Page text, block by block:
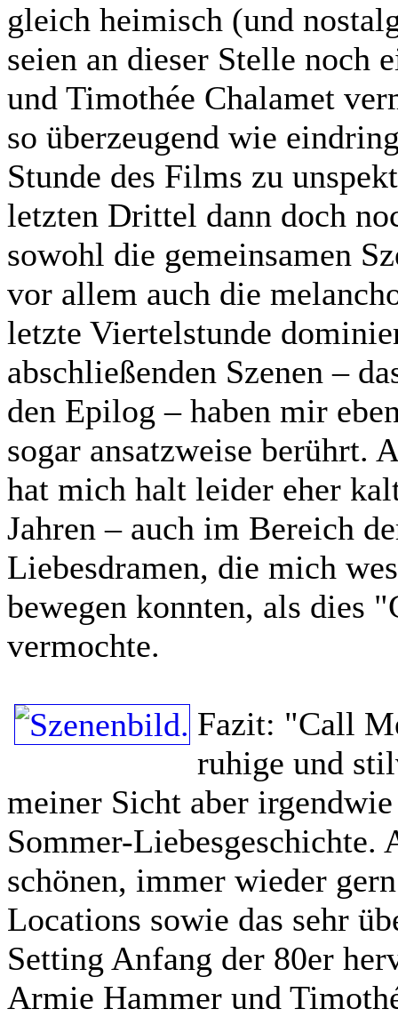
gleich heimisch (und
seien an dieser Stelle noch
und Timothée Chalamet
so überzeugend wie
Stunde des Films zu
letzten Drittel dann doch
sowohl die gemeinsamen
vor allem auch die
letzte Viertelstunde
abschließenden Szenen –
den Epilog – haben mir
sogar ansatzweise berührt.
hat mich halt leider eher
Jahren – auch im Bereich
Liebesdramen, die mich
bewegen konnten, als dies
vermochte.
Fazit: "Call
ruhige und
meiner Sicht aber
Sommer-
schönen, immer wieder
Locations sowie das sehr
Setting Anfang der 80er
Armie Hammer und